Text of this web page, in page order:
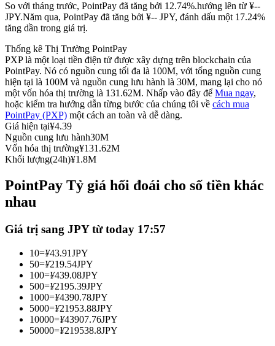
USDC Futures vĩnh cửu
Futures sử dụng USDC làm tài sản thế chấp
Sao chép Giao dịch
Trở thành Nhà giao dịch Sao chép
Tận hưởng chia sẻ lợi nhuận và hoa hồng giao dịch sao chép
So với tháng trước, PointPay đã tăng bởi 12.74%.hướng lên từ ¥--
JPY.Năm qua, PointPay đã tăng bởi ¥-- JPY, đánh dấu một 17.24%
tăng dần trong giá trị.
Thống kê Thị Trường PointPay
PXP là một loại tiền điện tử được xây dựng trên blockchain của
PointPay. Nó có nguồn cung tối đa là 100M, với tổng nguồn cung
hiện tại là 100M và nguồn cung lưu hành là 30M, mang lại cho nó
một vốn hóa thị trường là 131.62M. Nhấp vào đây để Mua ngay,
hoặc kiểm tra hướng dẫn từng bước của chúng tôi về cách mua
PointPay (PXP) một cách an toàn và dễ dàng.
Giá hiện tại¥4.39
Nguồn cung lưu hành30M
Vốn hóa thị trường¥131.62M
Khối lượng(24h)¥1.8M
PointPay Tỷ giá hối đoái cho số tiền khác
nhau
Giá trị sang JPY từ today 17:57
10=¥43.91JPY
50=¥219.54JPY
100=¥439.08JPY
500=¥2195.39JPY
1000=¥4390.78JPY
5000=¥21953.88JPY
10000=¥43907.76JPY
50000=¥219538.8JPY